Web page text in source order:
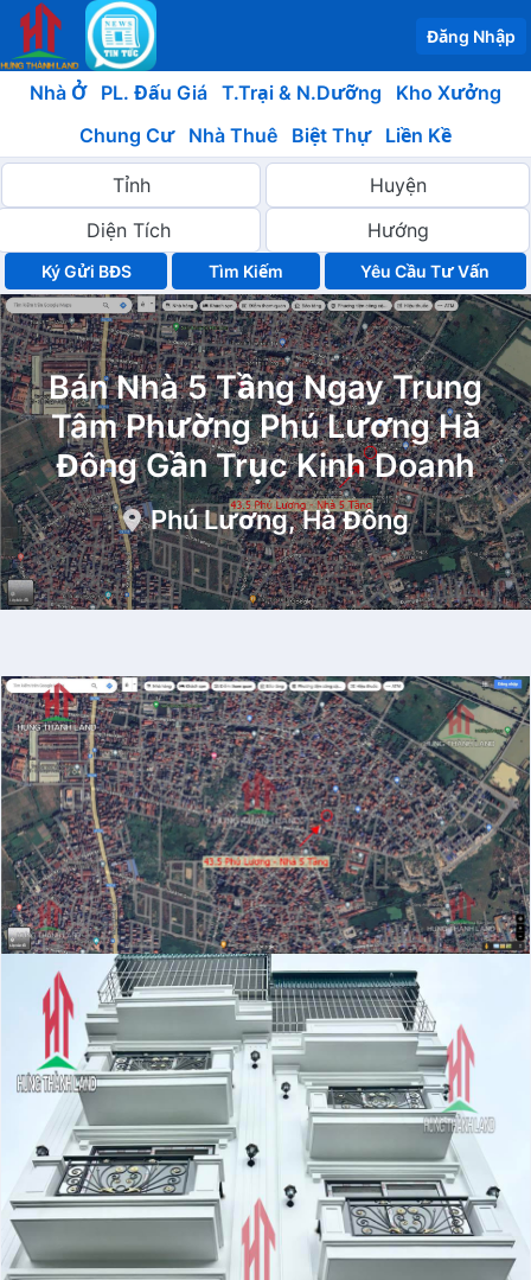
Đăng Nhập
Nhà Ở PL. Đấu Giá T.Trại & N.Dưỡng
Kho Xưởng
Chung Cư
Nhà Thuê Biệt Thự Liền Kề
Ký Gửi BĐS Yêu Cầu Tư Vấn
Bán Nhà 5 Tầng Ngay Trung
Tâm Phường Phú Lương Hà
Đông Gần Trục Kinh Doanh
Phú Lương, Hà Đông